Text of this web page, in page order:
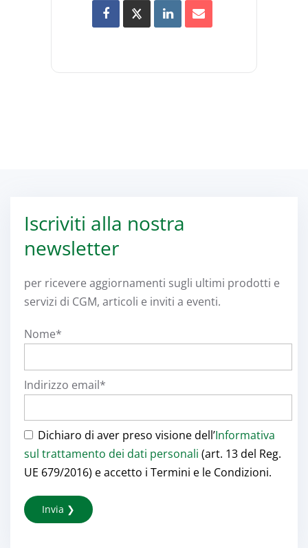
Iscriviti alla nostra
newsletter
per ricevere aggiornamenti sugli ultimi prodotti e
servizi di CGM, articoli e inviti a eventi.
Nome*
Indirizzo email*
Dichiaro di aver preso visione dell’Informativa
sul trattamento dei dati personali (art. 13 del Reg.
UE 679/2016) e accetto i Termini e le Condizioni.